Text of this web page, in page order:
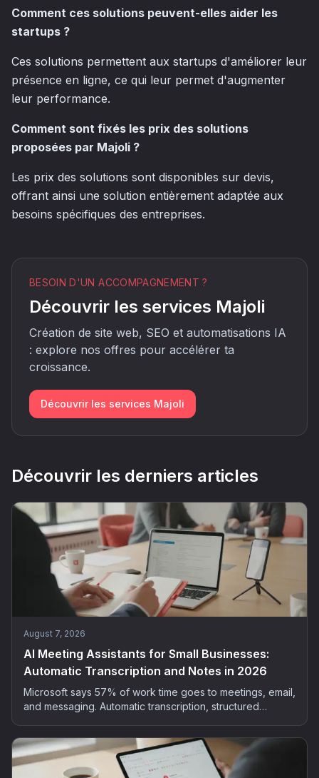
Comment ces solutions peuvent-elles aider les
startups ?
Ces solutions permettent aux startups d'améliorer leur
présence en ligne, ce qui leur permet d'augmenter
leur performance.
Comment sont fixés les prix des solutions
proposées par Majoli ?
Les prix des solutions sont disponibles sur devis,
offrant ainsi une solution entièrement adaptée aux
besoins spécifiques des entreprises.
BESOIN D'UN ACCOMPAGNEMENT ?
Découvrir les services Majoli
Création de site web, SEO et automatisations IA
: explore nos offres pour accélérer ta
croissance.
Découvrir les services Majoli
Découvrir les derniers articles
August 7, 2026
AI Meeting Assistants for Small Businesses:
Automatic Transcription and Notes in 2026
Microsoft says 57% of work time goes to meetings, email,
and messaging. Automatic transcription, structured
bring AI into your small business meetings, GDPR-safe.